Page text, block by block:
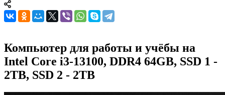
Компьютер для работы и учёбы на
Intel Core i3-13100, DDR4 64GB, SSD 1 -
2TB, SSD 2 - 2TB